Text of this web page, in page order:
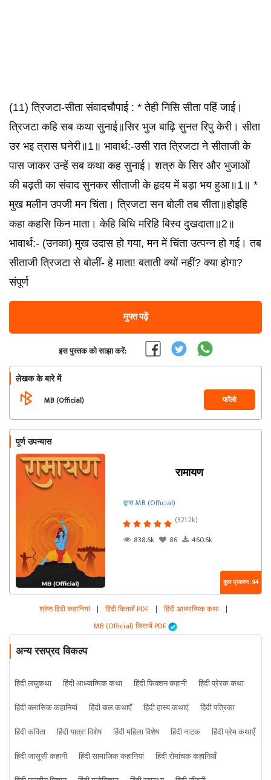
(11) त्रिजटा-सीता संवादचौपाई : * तेही निसि सीता पहिं जाई।
त्रिजटा कहि सब कथा सुनाई॥सिर भुज बाढ़ि सुनत रिपु केरी। सीता
उर भइ त्रास घनेरी॥1॥ भावार्थ:-उसी रात त्रिजटा ने सीताजी के
पास जाकर उन्हें सब कथा कह सुनाई। शत्रु के सिर और भुजाओं
की बढ़ती का संवाद सुनकर सीताजी के हृदय में बड़ा भय हुआ॥1॥ *
मुख मलीन उपजी मन चिंता। त्रिजटा सन बोली तब सीता॥होइहि
कहा कहसि किन माता। केहि बिधि मरिहि बिस्व दुखदाता॥2॥
भावार्थ:- (उनका) मुख उदास हो गया, मन में चिंता उत्पन्न हो गई। तब
सीताजी त्रिजटा से बोलीं- हे माता! बताती क्यों नहीं? क्या होगा?
संपूर्ण
मुफ्त पढ़ें
इस पुस्तक को साझा करें:
लेखक के बारे में
MB (Official) फॉलो
पूर्ण उपन्यास
रामायण
द्वारा MB (Official)
(321.2k)
838.6k
86 460.6k
कुल प्रकरण : 94
श्रेष्ठ हिंदी कहानियां | हिंदी किताबें PDF | हिंदी आध्यात्मिक कथा |
MB (Official) किताबें PDF
अन्य रसप्रद विकल्प
हिंदी लघुकथा हिंदी आध्यात्मिक कथा हिंदी फिक्शन कहानी
हिंदी प्रेरक कथा
हिंदी क्लासिक कहानियां
हिंदी बाल कथाएँ हिंदी हास्य कथाएं
हिंदी पत्रिका
हिंदी कविता
हिंदी यात्रा विशेष हिंदी महिला विशेष हिंदी नाटक
हिंदी प्रेम कथाएँ
हिंदी जासूसी कहानी
हिंदी सामाजिक कहानियां
हिंदी रोमांचक कहानियाँ